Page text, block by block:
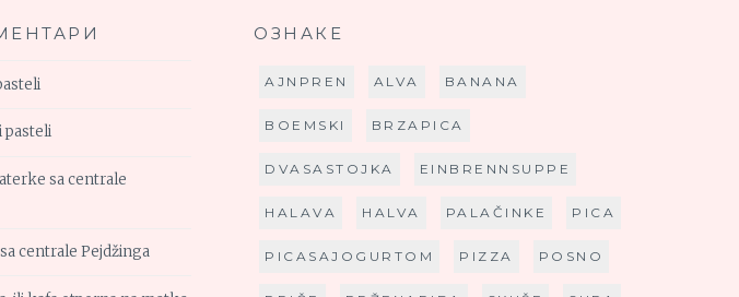
pasteli
sa centrale
centrale Pejdžinga
ОЗНАКЕ
AJNPREN ALVA BANANA
BOEMSKI BRZAPICA
DVASASTOJKA EINBRENNSUPPE
HALAVA HALVA PALAČINKE PICA
PICASAJOGURTOM PIZZA POSNO